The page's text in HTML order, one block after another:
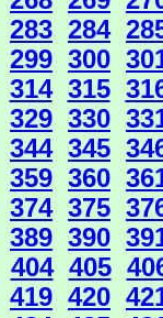
283 284
299 300
314 315
329 330
344 345
359 360
374 375
389 390
404 405
419 420